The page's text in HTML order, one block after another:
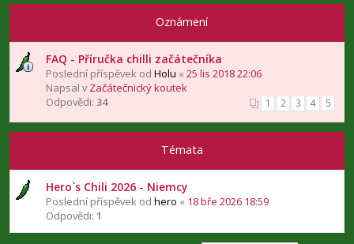
Oznámení
FAQ - Příručka chilli začátečníka
Poslední příspěvek od Holu « 25 lis 2018 22:06
Napsal vZačátečnický koutek
Odpovědi: 34 1 2 3 4 5
Témata
Hero`s Chili 2026 - Niemcy
Poslední příspěvek od hero « 18 bře 2026 18:59
Odpovědi: 1